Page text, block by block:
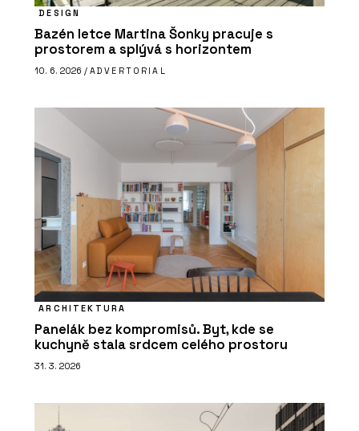
DESIGN
Bazén letce Martina Šonky pracuje s
prostorem a splývá s horizontem
10. 6. 2026 / ADVERTORIAL
ARCHITEKTURA
Panelák bez kompromisů. Byt, kde se
kuchyně stala srdcem celého prostoru
31. 3. 2026